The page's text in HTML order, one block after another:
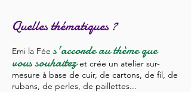
Quelles thématiques ?
Emi la Fées'accorde au thème que
vous souhaitezet crée un atelier sur-
mesure à base de cuir, de cartons, de fil, de
rubans, de perles, de paillettes...